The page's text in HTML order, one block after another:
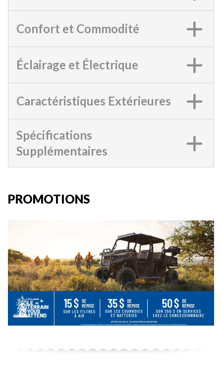
Confort et Commodité
Éclairage et Électrique
Caractéristiques Extérieures
Spécifications
Supplémentaires
PROMOTIONS